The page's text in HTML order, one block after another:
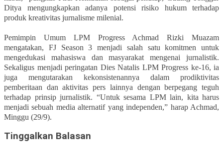
Ditya mengungkapkan adanya potensi risiko hukum terhadap
produk kreativitas jurnalisme milenial.
Pemimpin Umum LPM Progress Achmad Rizki Muazam
mengatakan, FJ Season 3 menjadi salah satu komitmen untuk
mengedukasi mahasiswa dan masyarakat mengenai jurnalistik.
Sekaligus menjadi peringatan Dies Natalis LPM Progress ke-16, ia
juga mengutarakan kekonsistenannya dalam prodiktivitas
pemberitaan dan aktivitas pers lainnya dengan berpegang teguh
terhadap prinsip jurnalistik. “Untuk sesama LPM lain, kita harus
menjadi sebuah media alternatif yang independen,” harap Achmad,
Minggu (29/9).
Tinggalkan Balasan